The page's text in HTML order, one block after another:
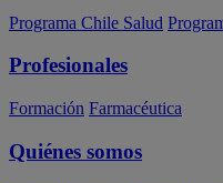
Programa Chile Salud
Profesionales
Formación Farmacéutica
Quiénes somos